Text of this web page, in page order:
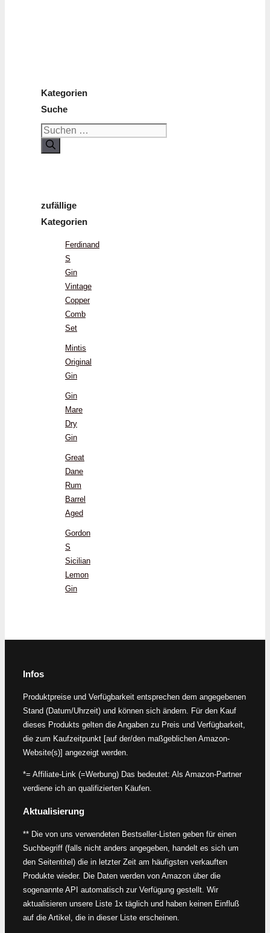
Kategorien
Suche
Suchen
nach:
zufällige
Kategorien
Ferdinand
S
Gin
Vintage
Copper
Comb
Set
Mintis
Original
Gin
Gin
Mare
Dry
Gin
Great
Dane
Rum
Barrel
Aged
Gordon
S
Sicilian
Lemon
Gin
Infos
Produktpreise und Verfügbarkeit entsprechen dem angegebenen
Stand (Datum/Uhrzeit) und können sich ändern. Für den Kauf
dieses Produkts gelten die Angaben zu Preis und Verfügbarkeit,
die zum Kaufzeitpunkt [auf der/den maßgeblichen Amazon-
Website(s)] angezeigt werden.
*= Affiliate-Link (=Werbung) Das bedeutet: Als Amazon-Partner
verdiene ich an qualifizierten Käufen.
Aktualisierung
** Die von uns verwendeten Bestseller-Listen geben für einen
Suchbegriff (falls nicht anders angegeben, handelt es sich um
den Seitentitel) die in letzter Zeit am häufigsten verkauften
Produkte wieder. Die Daten werden von Amazon über die
sogenannte API automatisch zur Verfügung gestellt. Wir
aktualisieren unsere Liste 1x täglich und haben keinen Einfluß
auf die Artikel, die in dieser Liste erscheinen.